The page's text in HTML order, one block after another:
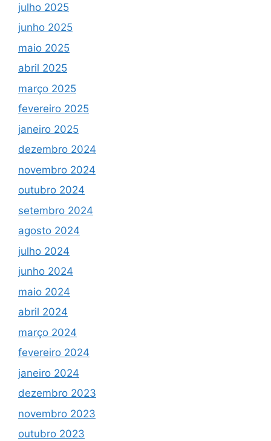
julho 2025
junho 2025
maio 2025
abril 2025
março 2025
fevereiro 2025
janeiro 2025
dezembro 2024
novembro 2024
outubro 2024
setembro 2024
agosto 2024
julho 2024
junho 2024
maio 2024
abril 2024
março 2024
fevereiro 2024
janeiro 2024
dezembro 2023
novembro 2023
outubro 2023